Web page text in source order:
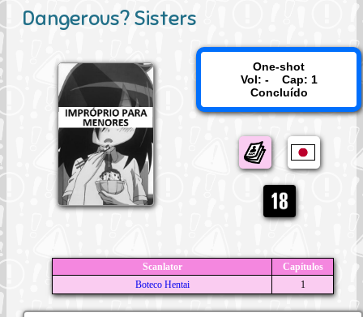
Dangerous? Sisters
One-shot
Vol: - Cap: 1
Concluído
Scanlator
Capítulos
Boteco Hentai
1